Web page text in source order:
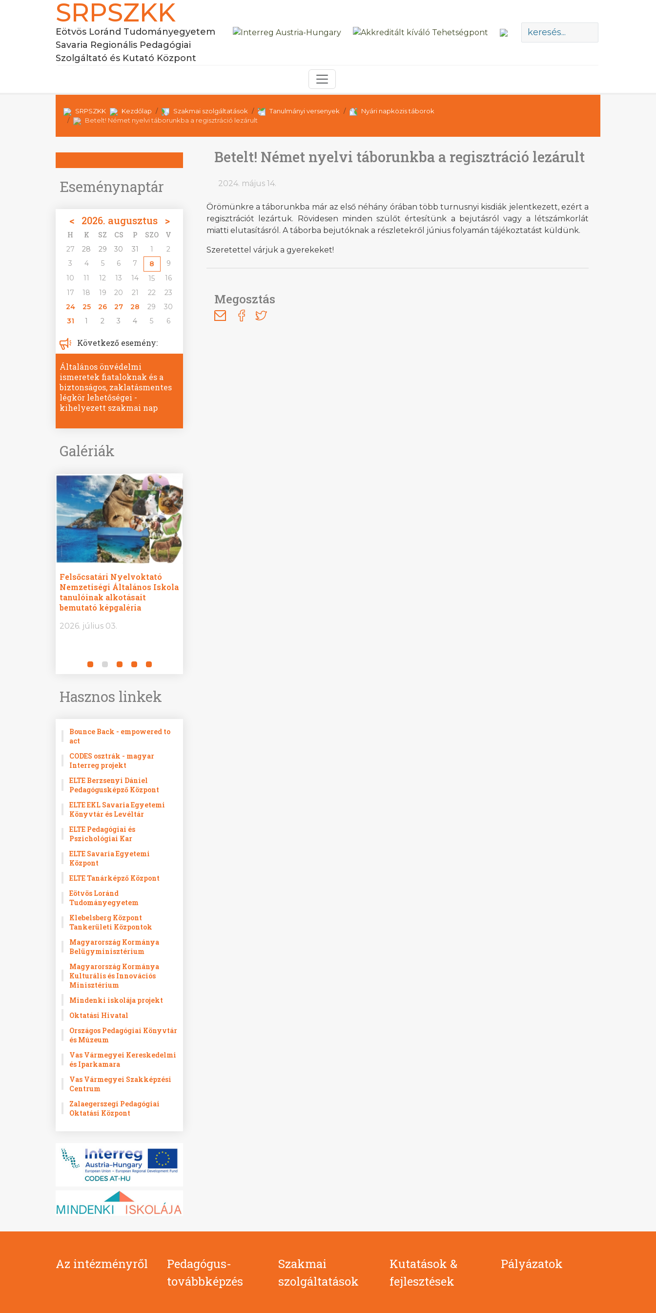
SRPSZKK
Eötvös Loránd Tudományegyetem
Savaria Regionális Pedagógiai
Szolgáltató és Kutató Központ
SRPSZKK Kezdőlap Szakmai szolgáltatások Tanulmányi versenyek
Nyári napközis táborok
Betelt! Német nyelvi táborunkba a regisztráció lezárult
Eseménynaptár
< 2026. augusztus >
H K SZ CS P SZO V
27 28 29 30 31 1
2
3
4 5 6 7 8
9
10
11 12 13 14 15
16
17
18 19 20 21 22
23
24
25 26 27 28 29
30
31
1 2 3 4 5 6
Következő esemény:
Általános önvédelmi
ismeretek fiataloknak és a
biztonságos, zaklatásmentes
légkör lehetőségei -
kihelyezett szakmai nap
Galériák
Felsőcsatári Nyelvoktató
Nemzetiségi Általános Iskola
tanulóinak alkotásait
bemutató képgaléria
2026. július 03.
Hasznos linkek
Bounce Back - empowered to
act
CODES osztrák - magyar
Interreg projekt
ELTE Berzsenyi Dániel
Pedagógusképző Központ
ELTE EKL Savaria Egyetemi
Könyvtár és Levéltár
ELTE Pedagógiai és
Pszichológiai Kar
ELTE Savaria Egyetemi
Központ
ELTE Tanárképző Központ
Eötvös Loránd
Tudományegyetem
Klebelsberg Központ
Tankerületi Központok
Magyarország Kormánya
Belügyminisztérium
Magyarország Kormánya
Kulturális és Innovációs
Minisztérium
Mindenki iskolája projekt
Oktatási Hivatal
Országos Pedagógiai Könyvtár
és Múzeum
Vas Vármegyei Kereskedelmi
és Iparkamara
Vas Vármegyei Szakképzési
Centrum
Zalaegerszegi Pedagógiai
Oktatási Központ
Betelt! Német nyelvi táborunkba a regisztráció lezárult
2024. május 14.
Örömünkre a táborunkba már az első néhány órában több turnusnyi kisdiák jelentkezett, ezért a
regisztrációt lezártuk. Rövidesen minden szülőt értesítünk a bejutásról vagy a létszámkorlát
miatti elutasításról. A táborba bejutóknak a részletekről június folyamán tájékoztatást küldünk.
Szeretettel várjuk a gyerekeket!
Megosztás
Az intézményről
Pedagógus-
továbbképzés
Szakmai
szolgáltatások
Kutatások &
fejlesztések
Pályázatok